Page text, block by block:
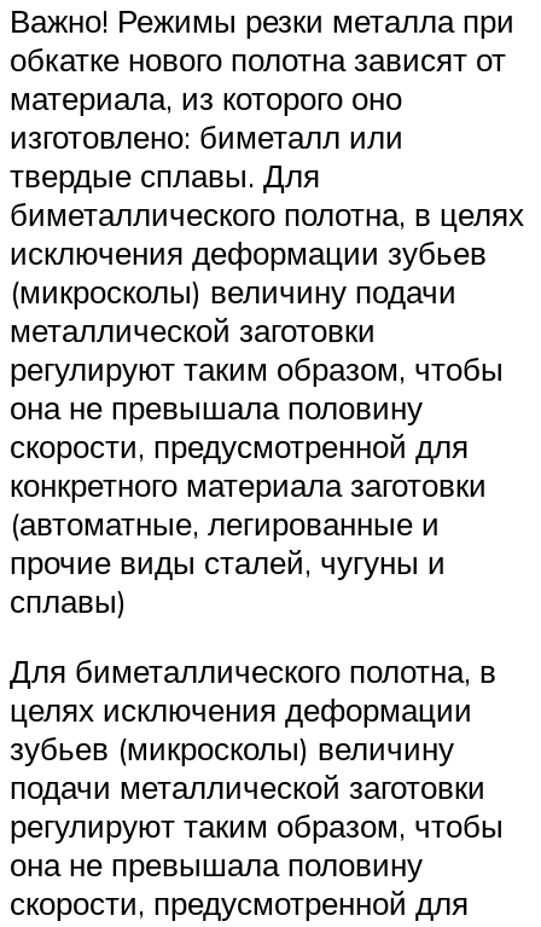
Важно! Режимы резки металла при
обкатке нового полотна зависят от
материала, из которого оно
изготовлено: биметалл или
твердые сплавы. Для
биметаллического полотна, в целях
исключения деформации зубьев
(микросколы) величину подачи
металлической заготовки
регулируют таким образом, чтобы
она не превышала половину
скорости, предусмотренной для
конкретного материала заготовки
(автоматные, легированные и
прочие виды сталей, чугуны и
сплавы)
Для биметаллического полотна, в
целях исключения деформации
зубьев (микросколы) величину
подачи металлической заготовки
регулируют таким образом, чтобы
она не превышала половину
скорости, предусмотренной для